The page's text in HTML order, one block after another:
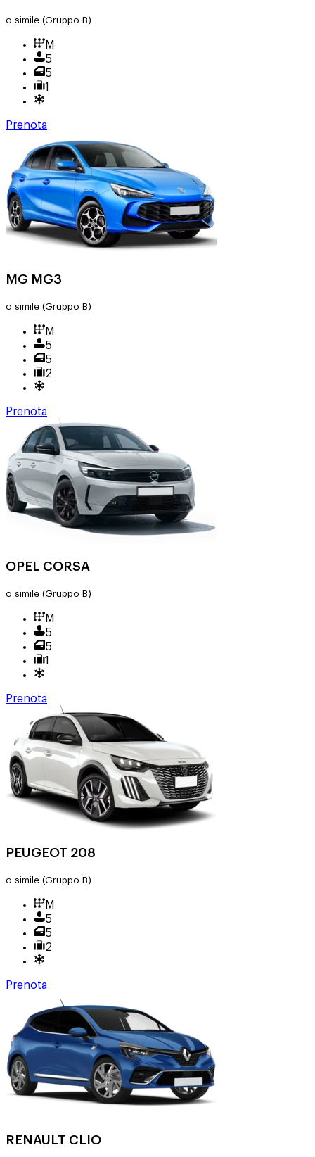
o simile (Gruppo B)
M
5
5
1
Prenota
MG MG3
o simile (Gruppo B)
M
5
5
2
Prenota
OPEL CORSA
o simile (Gruppo B)
M
5
5
1
Prenota
PEUGEOT 208
o simile (Gruppo B)
M
5
5
2
Prenota
RENAULT CLIO